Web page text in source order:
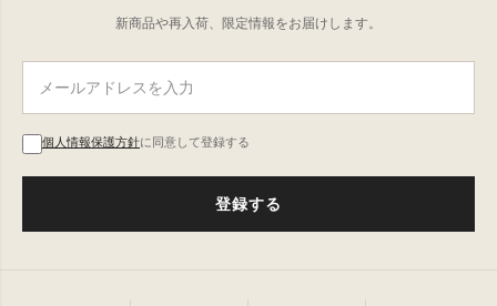
新商品や再入荷、限定情報をお届けします。
個人情報保護方針に同意して登録する
登録する